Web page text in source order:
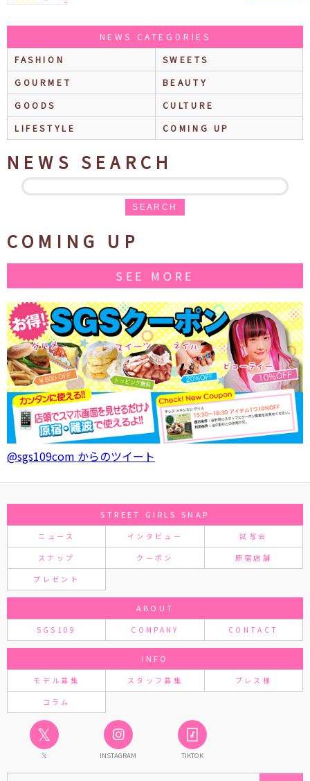
NEWS CATEGORIES
FASHION
SWEETS
GOURMET
BEAUTY
GOODS
CULTURE
LIFESTYLE
COMING UP
NEWS SEARCH
SEARCH
COMING UP
SEE MORE
@sgs109com からのツイート
STREET GIRLS SNAP
ニュース インタビュー 試写会
スナップ クーポン 原宿店舗
プレゼント
ABOUT
SGS109 COMPANY CONTACT
INFO
モデル募集 スタッフ募集 プレス様
コラム
𝕏
𝕏 INSTAGRAM TIKTOK